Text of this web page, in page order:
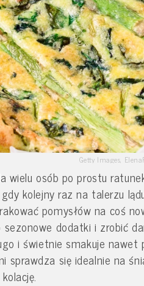
Getty Images,
wielu osób po prostu
kolejny raz na talerzu
pomysłów na coś
sezonowe dodatki i zrobić
i świetnie smakuje
sprawdza się idealnie na